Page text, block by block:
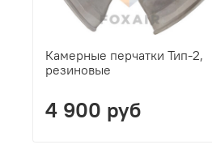
Камерные перчатки Тип-2,
резиновые
4 900 руб